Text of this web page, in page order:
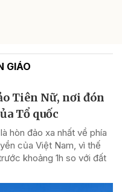
GIÁO
Tiên Nữ, nơi đón
Tổ quốc
hòn đảo xa nhất về phía
của Việt Nam, vì thế
khoảng 1h so với đất